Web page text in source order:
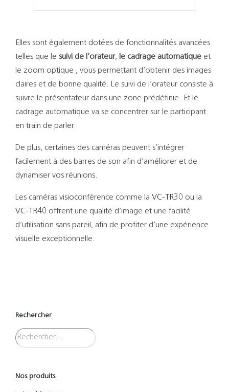
Elles sont également dotées de fonctionnalités avancées
telles que le suivi de l’orateur, le cadrage automatique et
le zoom optique , vous permettant d’obtenir des images
claires et de bonne qualité. Le suivi de l’orateur consiste à
suivre le présentateur dans une zone prédéfinie. Et le
cadrage automatique va se concentrer sur le participant
en train de parler.
De plus, certaines des caméras peuvent s’intégrer
facilement à des barres de son afin d’améliorer et de
dynamiser vos réunions.
Les caméras visioconférence comme la VC-TR30 ou la
VC-TR40 offrent une qualité d’image et une facilité
d’utilisation sans pareil, afin de profiter d’une expérience
visuelle exceptionnelle.
Rechercher
Nos produits